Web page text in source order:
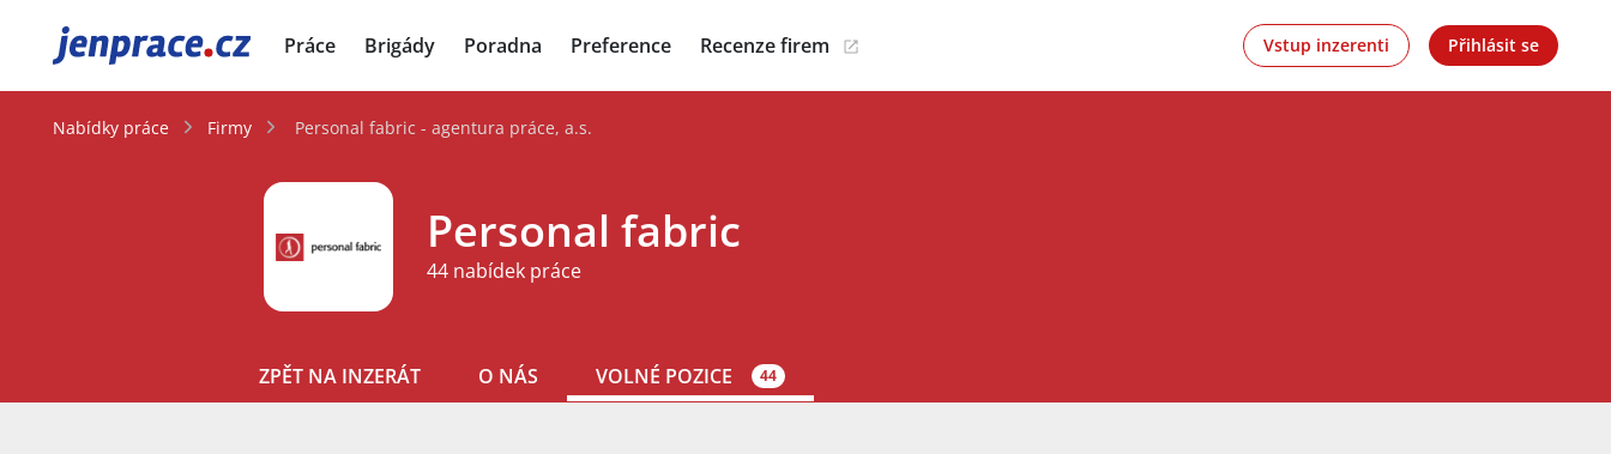
JenPráce.cz Práce Brigády Poradna Preference Recenze firem Vstup inzerenti Přihlásit se
Nabídky práce Firmy Personal fabric - agentura práce, a.s.
Personal fabric
44 nabídek práce
ZPĚT NA INZERÁT O NÁS VOLNÉ POZICE 44